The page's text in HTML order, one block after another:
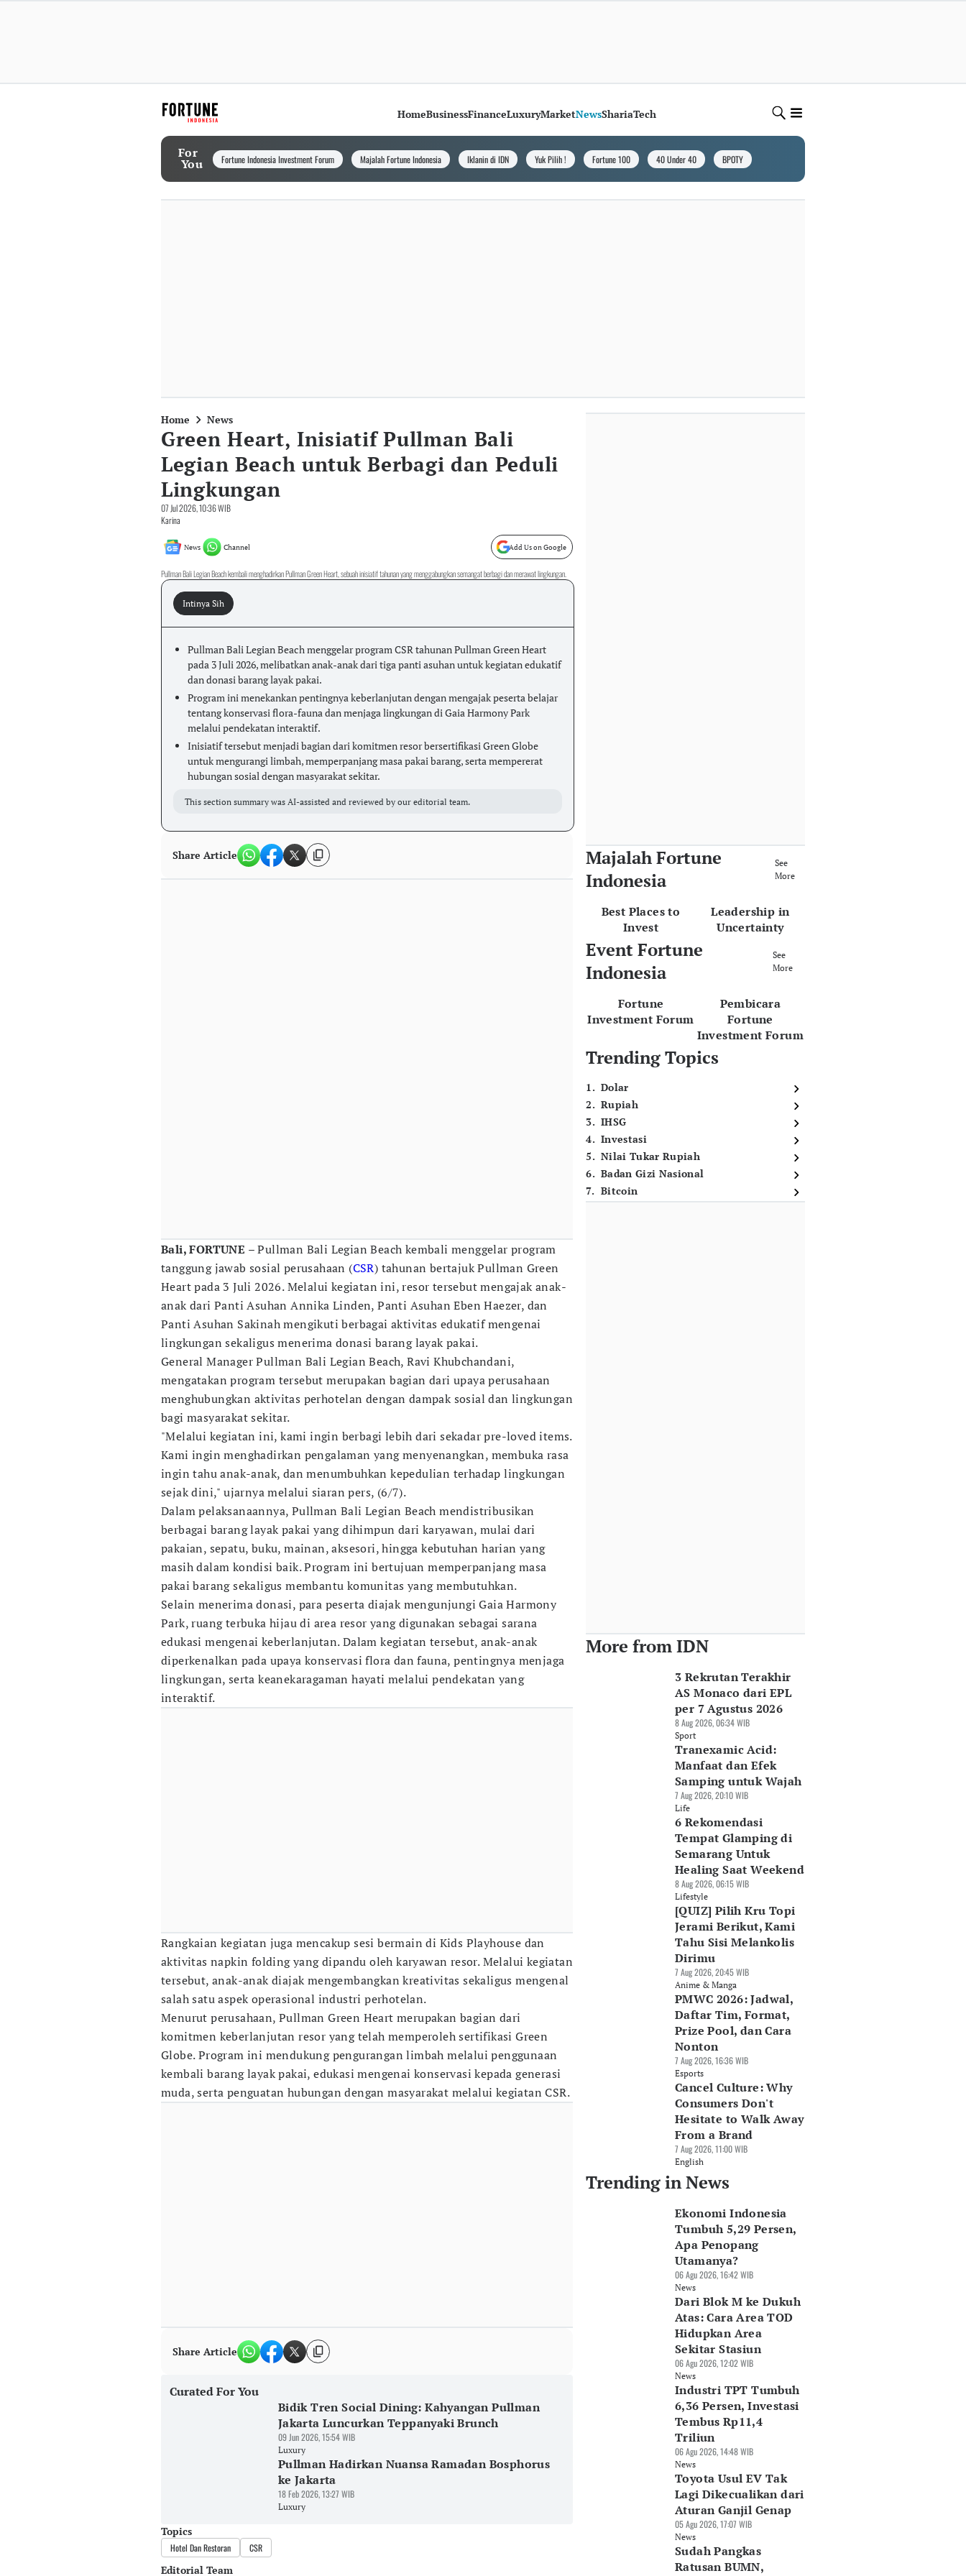
HomeBusinessFinanceLuxuryMarketNewsShariaTech
For
You Fortune Indonesia Investment Forum Majalah Fortune Indonesia Iklanin di IDN Yuk Pilih ! Fortune 100 40 Under 40 BPOTY
Home News
Green Heart, Inisiatif Pullman Bali
Legian Beach untuk Berbagi dan Peduli
Lingkungan
07 Jul 2026, 10:36 WIB
Karina
News Channel Add Us on Google
Pullman Bali Legian Beach kembali menghadirkan Pullman Green Heart, sebuah inisiatif tahunan yang menggabungkan semangat berbagi dan merawat lingkungan.
Intinya Sih
Pullman Bali Legian Beach menggelar program CSR tahunan Pullman Green Heart
pada 3 Juli 2026, melibatkan anak-anak dari tiga panti asuhan untuk kegiatan edukatif
dan donasi barang layak pakai.
Program ini menekankan pentingnya keberlanjutan dengan mengajak peserta belajar
tentang konservasi flora-fauna dan menjaga lingkungan di Gaia Harmony Park
melalui pendekatan interaktif.
Inisiatif tersebut menjadi bagian dari komitmen resor bersertifikasi Green Globe
untuk mengurangi limbah, memperpanjang masa pakai barang, serta mempererat
hubungan sosial dengan masyarakat sekitar.
This section summary was AI-assisted and reviewed by our editorial team.
Share Article
Bali, FORTUNE – Pullman Bali Legian Beach kembali menggelar program
tanggung jawab sosial perusahaan (CSR) tahunan bertajuk Pullman Green
Heart pada 3 Juli 2026. Melalui kegiatan ini, resor tersebut mengajak anak-
anak dari Panti Asuhan Annika Linden, Panti Asuhan Eben Haezer, dan
Panti Asuhan Sakinah mengikuti berbagai aktivitas edukatif mengenai
lingkungan sekaligus menerima donasi barang layak pakai.
General Manager Pullman Bali Legian Beach, Ravi Khubchandani,
mengatakan program tersebut merupakan bagian dari upaya perusahaan
menghubungkan aktivitas perhotelan dengan dampak sosial dan lingkungan
bagi masyarakat sekitar.
"Melalui kegiatan ini, kami ingin berbagi lebih dari sekadar pre-loved items.
Kami ingin menghadirkan pengalaman yang menyenangkan, membuka rasa
ingin tahu anak-anak, dan menumbuhkan kepedulian terhadap lingkungan
sejak dini," ujarnya melalui siaran pers, (6/7).
Dalam pelaksanaannya, Pullman Bali Legian Beach mendistribusikan
berbagai barang layak pakai yang dihimpun dari karyawan, mulai dari
pakaian, sepatu, buku, mainan, aksesori, hingga kebutuhan harian yang
masih dalam kondisi baik. Program ini bertujuan memperpanjang masa
pakai barang sekaligus membantu komunitas yang membutuhkan.
Selain menerima donasi, para peserta diajak mengunjungi Gaia Harmony
Park, ruang terbuka hijau di area resor yang digunakan sebagai sarana
edukasi mengenai keberlanjutan. Dalam kegiatan tersebut, anak-anak
diperkenalkan pada upaya konservasi flora dan fauna, pentingnya menjaga
lingkungan, serta keanekaragaman hayati melalui pendekatan yang
interaktif.
Rangkaian kegiatan juga mencakup sesi bermain di Kids Playhouse dan
aktivitas napkin folding yang dipandu oleh karyawan resor. Melalui kegiatan
tersebut, anak-anak diajak mengembangkan kreativitas sekaligus mengenal
salah satu aspek operasional industri perhotelan.
Menurut perusahaan, Pullman Green Heart merupakan bagian dari
komitmen keberlanjutan resor yang telah memperoleh sertifikasi Green
Globe. Program ini mendukung pengurangan limbah melalui penggunaan
kembali barang layak pakai, edukasi mengenai konservasi kepada generasi
muda, serta penguatan hubungan dengan masyarakat melalui kegiatan CSR.
Share Article
Curated For You
Bidik Tren Social Dining: Kahyangan Pullman
Jakarta Luncurkan Teppanyaki Brunch
09 Jun 2026, 15:54 WIB
Luxury
Pullman Hadirkan Nuansa Ramadan Bosphorus
ke Jakarta
18 Feb 2026, 13:27 WIB
Luxury
Topics
Hotel Dan Restoran CSR
Editorial Team
Majalah Fortune
Indonesia
See
More
Best Places to
Invest
Leadership in
Uncertainty
Event Fortune
Indonesia
See
More
Fortune
Investment Forum
Pembicara
Fortune
Investment Forum
Trending Topics
1. Dolar
2. Rupiah
3. IHSG
4. Investasi
5. Nilai Tukar Rupiah
6. Badan Gizi Nasional
7. Bitcoin
More from IDN
3 Rekrutan Terakhir
AS Monaco dari EPL
per 7 Agustus 2026
8 Aug 2026, 06:34 WIB
Sport
Tranexamic Acid:
Manfaat dan Efek
Samping untuk Wajah
7 Aug 2026, 20:10 WIB
Life
6 Rekomendasi
Tempat Glamping di
Semarang Untuk
Healing Saat Weekend
8 Aug 2026, 06:15 WIB
Lifestyle
[QUIZ] Pilih Kru Topi
Jerami Berikut, Kami
Tahu Sisi Melankolis
Dirimu
7 Aug 2026, 20:45 WIB
Anime & Manga
PMWC 2026: Jadwal,
Daftar Tim, Format,
Prize Pool, dan Cara
Nonton
7 Aug 2026, 16:36 WIB
Esports
Cancel Culture: Why
Consumers Don't
Hesitate to Walk Away
From a Brand
7 Aug 2026, 11:00 WIB
English
Trending in News
Ekonomi Indonesia
Tumbuh 5,29 Persen,
Apa Penopang
Utamanya?
06 Agu 2026, 16:42 WIB
News
Dari Blok M ke Dukuh
Atas: Cara Area TOD
Hidupkan Area
Sekitar Stasiun
06 Agu 2026, 12:02 WIB
News
Industri TPT Tumbuh
6,36 Persen, Investasi
Tembus Rp11,4
Triliun
06 Agu 2026, 14:48 WIB
News
Toyota Usul EV Tak
Lagi Dikecualikan dari
Aturan Ganjil Genap
05 Agu 2026, 17:07 WIB
News
Sudah Pangkas
Ratusan BUMN,